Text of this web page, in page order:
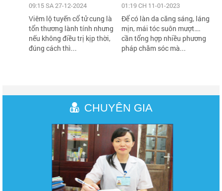
09:15 SA 27-12-2024
Viêm lộ tuyến cổ tử cung là
tổn thương lành tính nhưng
nếu không điều trị kịp thời,
đúng cách thì...
01:19 CH 11-01-2023
Để có làn da căng sáng, láng
mịn, mái tóc suôn mượt….
cần tổng hợp nhiều phương
pháp chăm sóc mà...
CHUYÊN GIA